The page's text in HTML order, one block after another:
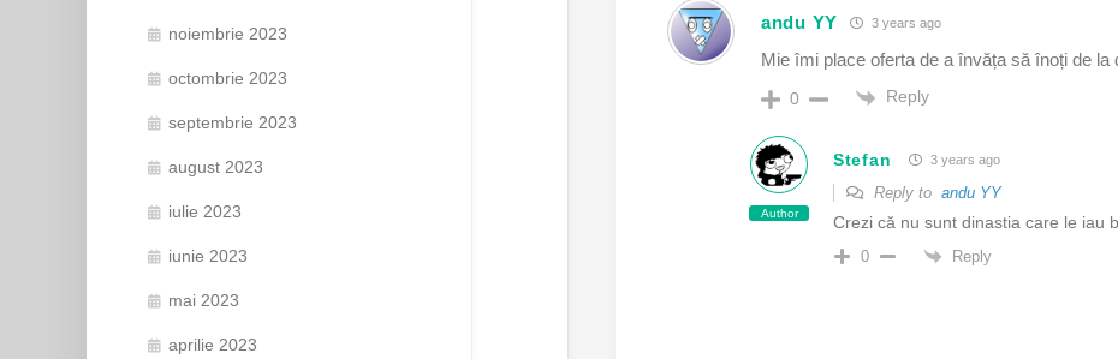
noiembrie 2023
octombrie 2023
septembrie 2023
august 2023
iulie 2023
iunie 2023
mai 2023
aprilie 2023
andu YY 3 years ago
Mie îmi place oferta de a învăța să înoți de la
0 Reply
Author
Stefan 3 years ago
Reply to andu YY
Crezi că nu sunt dinastia care le iau
0 Reply